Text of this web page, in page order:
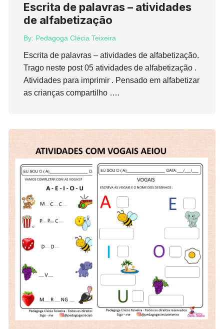
Escrita de palavras – atividades
de alfabetização
By: Pedagoga Clécia Teixeira
Escrita de palavras – atividades de alfabetização.
Trago neste post 05 atividades de alfabetização .
Atividades para imprimir . Pensado em alfabetizar
as crianças compartilho ….